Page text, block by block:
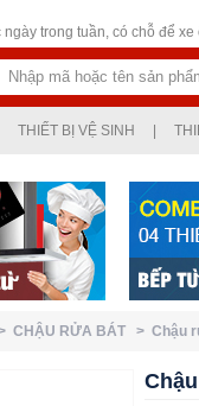
trong tuần, có chỗ để xe
THIẾT BỊ VỆ SINH
CHẬU RỬA BÁT > Chậu